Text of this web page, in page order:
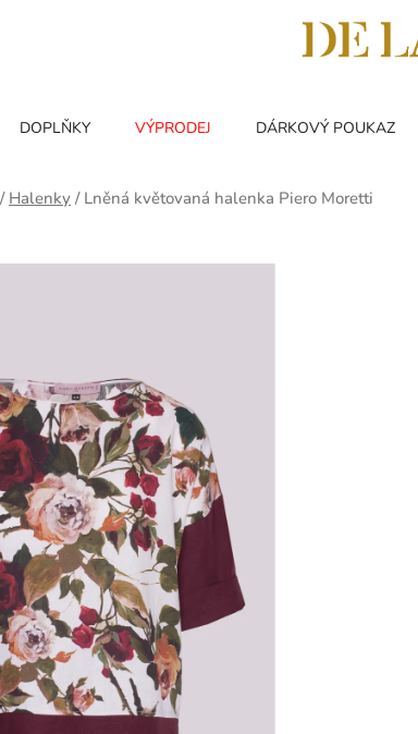
DOPLŇKY VÝPRODEJ DÁRKOVÝ POUKAZ
/ Halenky / Lněná květovaná halenka Piero Moretti